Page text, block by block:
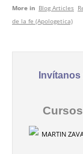
More in Blog Articles
de la fe (Apologetica)